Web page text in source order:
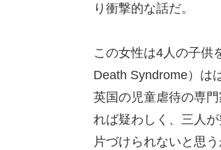
り衝撃的な話だ。
この女性は4人の子
Death Syndrome）は
英国の児童虐待の専
れば疑わしく、三人
片づけられないと思